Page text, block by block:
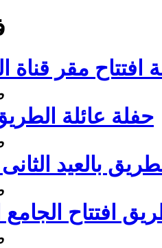
افتتاح مقر قناة
حفلة عائلة الطريق - 10
بالعيد
افتتاح الجامع